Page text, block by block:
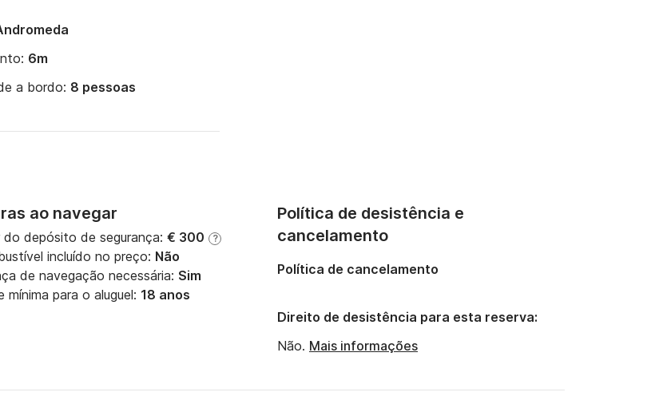
6m
a bordo: 8 pessoas
ao navegar
do depósito de segurança: € 300 ?
incluído no preço: Não
de navegação necessária: Sim
mínima para o aluguel: 18 anos
Política de desistência e
cancelamento
Política de cancelamento
Direito de desistência para esta reserva:
Não. Mais informações